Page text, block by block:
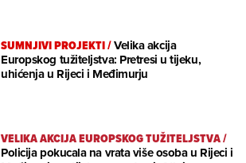
SUMNJIVI PROJEKTI/Velika akcija
Europskog tužiteljstva: Pretresi u tijeku,
uhićenja u Rijeci i Međimurju
VELIKA AKCIJA EUROPSKOG TUŽITELJSTVA/
Policija pokucala na vrata više osoba u Rijeci i